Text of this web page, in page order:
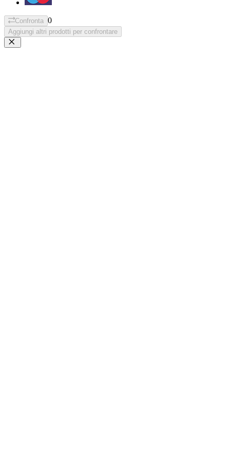
Confronta 0
Aggiungi altri prodotti per confrontare